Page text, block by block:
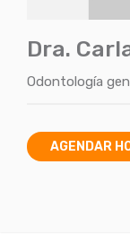
Dra.
Odontología
AGENDAR